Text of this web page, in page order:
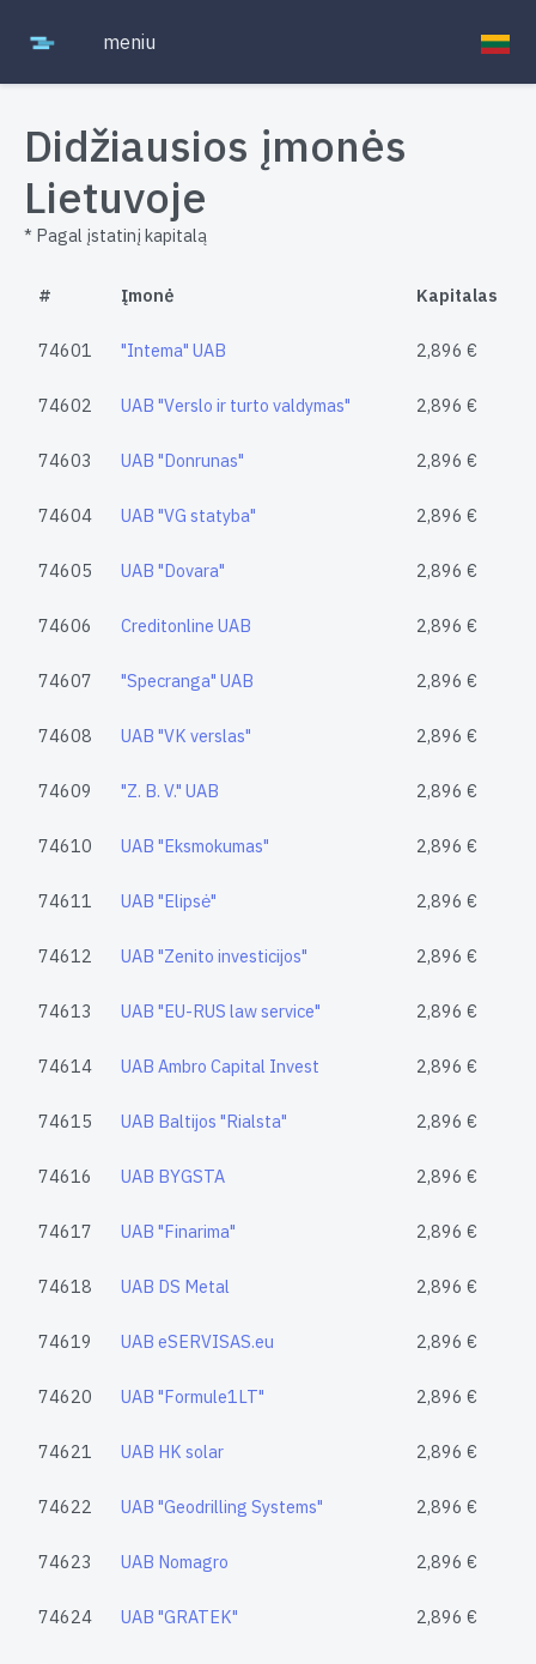
meniu
Didžiausios įmonės
Lietuvoje
* Pagal įstatinį kapitalą
# Įmonė Kapitalas
74601 "Intema" UAB 2,896 €
74602 UAB "Verslo ir turto valdymas" 2,896 €
74603 UAB "Donrunas" 2,896 €
74604 UAB "VG statyba" 2,896 €
74605 UAB "Dovara" 2,896 €
74606 Creditonline UAB 2,896 €
74607 "Specranga" UAB 2,896 €
74608 UAB "VK verslas" 2,896 €
74609 "Z. B. V." UAB 2,896 €
74610 UAB "Eksmokumas" 2,896 €
74611 UAB "Elipsė" 2,896 €
74612 UAB "Zenito investicijos" 2,896 €
74613 UAB "EU-RUS law service" 2,896 €
74614 UAB Ambro Capital Invest 2,896 €
74615 UAB Baltijos "Rialsta" 2,896 €
74616 UAB BYGSTA 2,896 €
74617 UAB "Finarima" 2,896 €
74618 UAB DS Metal 2,896 €
74619 UAB eSERVISAS.eu 2,896 €
74620 UAB "Formule1LT" 2,896 €
74621 UAB HK solar 2,896 €
74622 UAB "Geodrilling Systems" 2,896 €
74623 UAB Nomagro 2,896 €
74624 UAB "GRATEK" 2,896 €